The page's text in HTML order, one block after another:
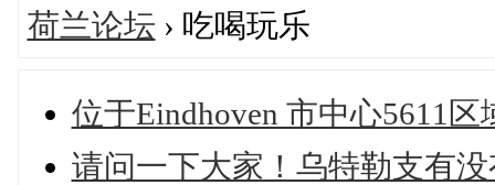
荷兰论坛 › 吃喝玩乐
位于Eindhoven 市中心5611
请问一下大家！乌特勒支有